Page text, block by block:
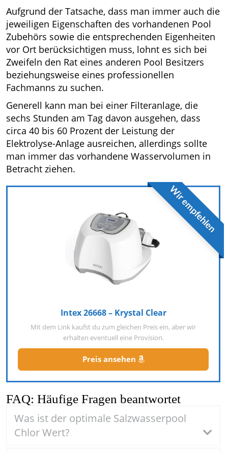
Aufgrund der Tatsache, dass man immer auch die
jeweiligen Eigenschaften des vorhandenen Pool
Zubehörs sowie die entsprechenden Eigenheiten
vor Ort berücksichtigen muss, lohnt es sich bei
Zweifeln den Rat eines anderen Pool Besitzers
beziehungsweise eines professionellen
Fachmanns zu suchen.
Generell kann man bei einer Filteranlage, die
sechs Stunden am Tag davon ausgehen, dass
circa 40 bis 60 Prozent der Leistung der
Elektrolyse-Anlage ausreichen, allerdings sollte
man immer das vorhandene Wasservolumen in
Betracht ziehen.
Wir empfehlen
Intex 26668 – Krystal Clear
Mit dem Link kaufst du zum gleichen Preis ein, aber wir
erhalten eventuell eine Provision.
Preis ansehen
FAQ: Häufige Fragen beantwortet
Was ist der optimale Salzwasserpool
Chlor Wert?